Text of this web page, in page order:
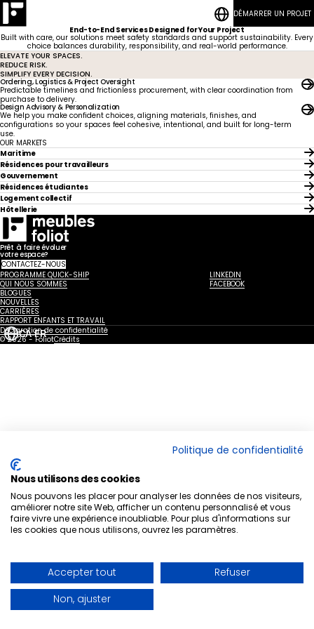
étudiantes
Hôtellerie
pour
Gouvernement
à coucher
Salons
et Lounge
Vanités
d'hôtel
Hôtel
Qui
nous
sommes
Développement
équipe
Carrières
CONTACT
BLOGUES
Programme Quick-Ship
Notre savoir-faire
CONTACT
BLOGUES
DÉMARRER UN PROJET
End-to-End Services Designed for Your Project
Built with care, our solutions meet safety standards and support sustainability. Every
choice balances durability, responsibility, and real-world performance.
ELEVATE YOUR SPACES.
REDUCE RISK.
SIMPLIFY EVERY DECISION.
Ordering, Logistics & Project Oversight
Predictable timelines and frictionless procurement, with clear coordination from
purchase to delivery.
Design Advisory & Personalization
We help you make confident choices, aligning materials, finishes, and
configurations so your spaces feel cohesive, intentional, and built for long-term
use.
OUR MARKETS
Maritime
Résidences pour travailleurs
Gouvernement
Résidences étudiantes
Logement collectif
Hôtellerie
Prêt à faire évoluer
votre espace?
CONTACTEZ-NOUS
PROGRAMME QUICK-SHIP
QUI NOUS SOMMES
BLOGUES
NOUVELLES
CARRIÈRES
RAPPORT ENFANTS ET TRAVAIL
LINKEDIN
FACEBOOK
CA-FR
Déclaration de confidentialité
© 2026 - FoliotCrédits
Canada - EN
Politique de confidentialité
Nous utilisons des cookies
Nous pouvons les placer pour analyser les données de nos visiteurs,
améliorer notre site Web, afficher un contenu personnalisé et vous
faire vivre une expérience inoubliable. Pour plus d'informations sur
les cookies que nous utilisons, ouvrez les paramètres.
Accepter tout
Refuser
Non, ajuster